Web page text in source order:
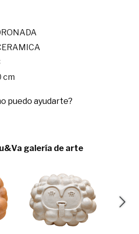
cm
puedo ayudarte?
galería de arte